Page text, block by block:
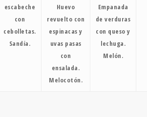
escabeche
con
cebolletas.
Sandía.
Huevo
revuelto con
espinacas y
uvas pasas
con
ensalada.
Melocotón.
Empanada
de verduras
con queso y
lechuga.
Melón.